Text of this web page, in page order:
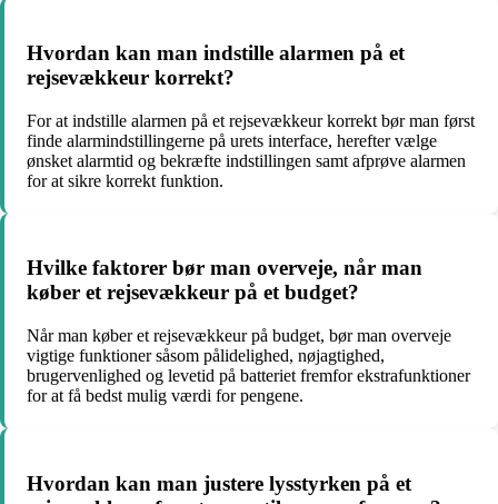
Hvordan kan man indstille alarmen på et
rejsevækkeur korrekt?
For at indstille alarmen på et rejsevækkeur korrekt bør man først
finde alarmindstillingerne på urets interface, herefter vælge
ønsket alarmtid og bekræfte indstillingen samt afprøve alarmen
for at sikre korrekt funktion.
Hvilke faktorer bør man overveje, når man
køber et rejsevækkeur på et budget?
Når man køber et rejsevækkeur på budget, bør man overveje
vigtige funktioner såsom pålidelighed, nøjagtighed,
brugervenlighed og levetid på batteriet fremfor ekstrafunktioner
for at få bedst mulig værdi for pengene.
Hvordan kan man justere lysstyrken på et